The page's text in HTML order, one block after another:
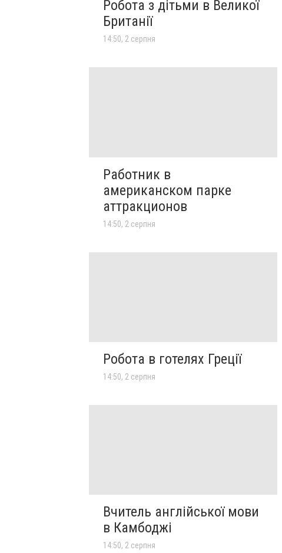
Робота з дітьми в Великої
Британії
14:50, 2 серпня
Работник в
американском парке
аттракционов
14:50, 2 серпня
Робота в готелях Греції
14:50, 2 серпня
Вчитель англійської мови
в Камбоджі
14:50, 2 серпня